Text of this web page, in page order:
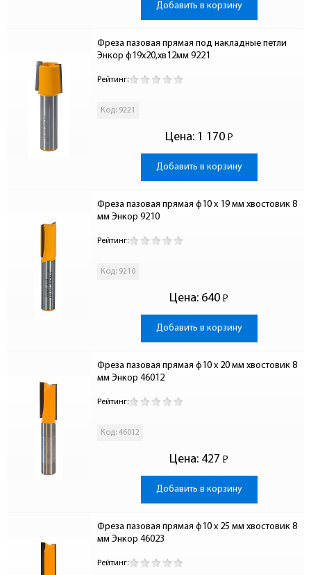
Добавить в корзину
Фреза пазовая прямая под накладные петли
Энкор ф19х20,хв12мм 9221
Рейтинг:
Код: 9221
Цена: 1 170 Р
-
Добавить в корзину
Фреза пазовая прямая ф10 x 19 мм хвостовик 8
мм Энкор 9210
Рейтинг:
Код: 9210
Цена: 640 Р
-
Добавить в корзину
Фреза пазовая прямая ф10 x 20 мм хвостовик 8
мм Энкор 46012
Рейтинг:
Код: 46012
Цена: 427 Р
-
Добавить в корзину
Фреза пазовая прямая ф10 x 25 мм хвостовик 8
мм Энкор 46023
Рейтинг: